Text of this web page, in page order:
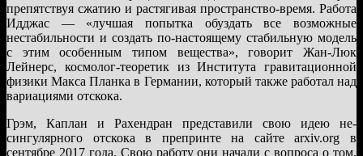
препятствуя сжатию и растягивая пространство-время. Работа
Идджас — «лучшая попытка обуздать все возможные
нестабильности и создать по-настоящему стабильную модель
с этим особенным типом вещества», говорит Жан-Люк
Лейнерс, космолог-теоретик из Института гравитационной
физики Макса Планка в Германии, который также работал над
вариациями отскока.
Грэм, Каплан и Рахендран представили свою идею не-
сингулярного отскока в препринте на сайте arxiv.org в
сентябре 2017 года. Свою работу они начали с вопроса о том,